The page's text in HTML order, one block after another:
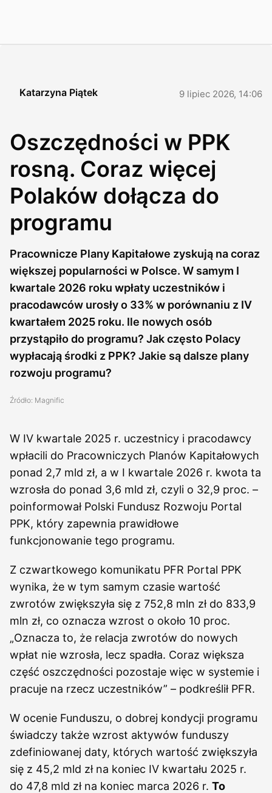
Katarzyna Piątek 9 lipiec 2026, 14:06
Oszczędności w PPK
rosną. Coraz więcej
Polaków dołącza do
programu
Pracownicze Plany Kapitałowe zyskują na coraz
większej popularności w Polsce. W samym I
kwartale 2026 roku wpłaty uczestników i
pracodawców urosły o 33% w porównaniu z IV
kwartałem 2025 roku. Ile nowych osób
przystąpiło do programu? Jak często Polacy
wypłacają środki z PPK? Jakie są dalsze plany
rozwoju programu?
Źródło: Magnific
W IV kwartale 2025 r. uczestnicy i pracodawcy
wpłacili do Pracowniczych Planów Kapitałowych
ponad 2,7 mld zł, a w I kwartale 2026 r. kwota ta
wzrosła do ponad 3,6 mld zł, czyli o 32,9 proc. –
poinformował Polski Fundusz Rozwoju Portal
PPK, który zapewnia prawidłowe
funkcjonowanie tego programu.
Z czwartkowego komunikatu PFR Portal PPK
wynika, że w tym samym czasie wartość
zwrotów zwiększyła się z 752,8 mln zł do 833,9
mln zł, co oznacza wzrost o około 10 proc.
„Oznacza to, że relacja zwrotów do nowych
wpłat nie wzrosła, lecz spadła. Coraz większa
część oszczędności pozostaje więc w systemie i
pracuje na rzecz uczestników” – podkreślił PFR.
W ocenie Funduszu, o dobrej kondycji programu
świadczy także wzrost aktywów funduszy
zdefiniowanej daty, których wartość zwiększyła
się z 45,2 mld zł na koniec IV kwartału 2025 r.
do 47,8 mld zł na koniec marca 2026 r. To